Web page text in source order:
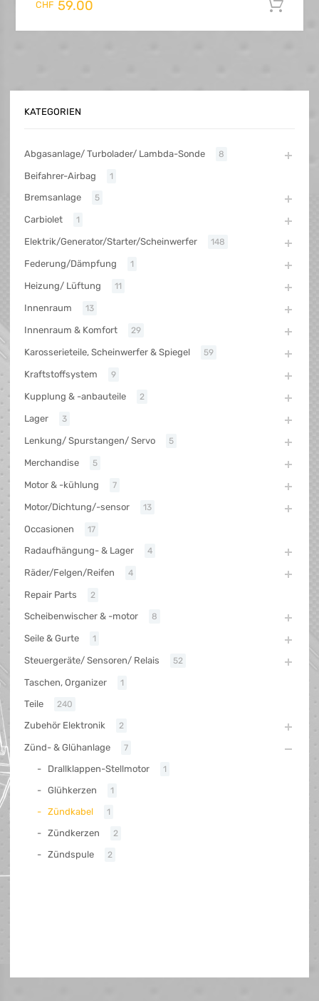
CHF 59.00
KATEGORIEN
Abgasanlage/ Turbolader/ Lambda-Sonde 8
Beifahrer-Airbag 1
Bremsanlage 5
Carbiolet 1
Elektrik/Generator/Starter/Scheinwerfer 148
Federung/Dämpfung 1
Heizung/ Lüftung 11
Innenraum 13
Innenraum & Komfort 29
Karosserieteile, Scheinwerfer & Spiegel 59
Kraftstoffsystem 9
Kupplung & -anbauteile 2
Lager 3
Lenkung/ Spurstangen/ Servo 5
Merchandise 5
Motor & -kühlung 7
Motor/Dichtung/-sensor 13
Occasionen 17
Radaufhängung- & Lager 4
Räder/Felgen/Reifen 4
Repair Parts 2
Scheibenwischer & -motor 8
Seile & Gurte 1
Steuergeräte/ Sensoren/ Relais 52
Taschen, Organizer 1
Teile 240
Zubehör Elektronik 2
Zünd- & Glühanlage 7
Drallklappen-Stellmotor 1
Glühkerzen 1
Zündkabel 1
Zündkerzen 2
Zündspule 2